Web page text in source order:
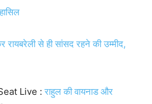
रायबरेली से ही सांसद रहने की उम्मीद,
Live :राहुल की वायनाड और